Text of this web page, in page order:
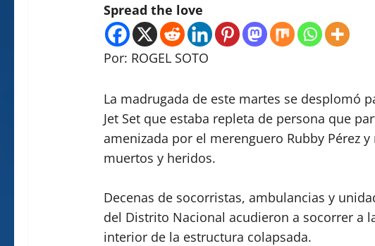
Spread the love
Por: ROGEL SOTO
La madrugada de este martes se desplomó
Jet Set que estaba repleta de persona que
amenizada por el merenguero Rubby Pérez
muertos y heridos.
Decenas de socorristas, ambulancias y
del Distrito Nacional acudieron a socorrer a
interior de la estructura colapsada.